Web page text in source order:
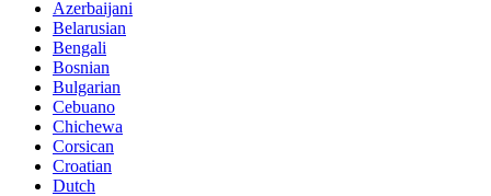
Azerbaijani
Belarusian
Bengali
Bosnian
Bulgarian
Cebuano
Chichewa
Corsican
Croatian
Dutch